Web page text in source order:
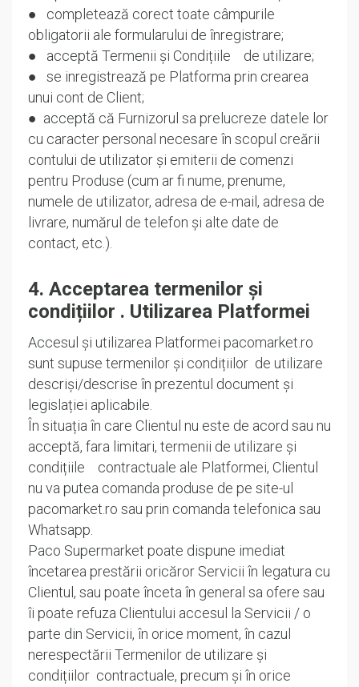
● completează corect toate câmpurile
obligatorii ale formularului de înregistrare;
● acceptă Termenii și Condițiile de utilizare;
● se inregistrează pe Platforma prin crearea
unui cont de Client;
● acceptă că Furnizorul sa prelucreze datele lor
cu caracter personal necesare în scopul creării
contului de utilizator și emiterii de comenzi
pentru Produse (cum ar fi nume, prenume,
numele de utilizator, adresa de e-mail, adresa de
livrare, numărul de telefon și alte date de
contact, etc.).
4. Acceptarea termenilor și
condițiilor . Utilizarea Platformei
Accesul și utilizarea Platformei pacomarket.ro
sunt supuse termenilor și condițiilor de utilizare
descriși/descrise în prezentul document și
legislației aplicabile.
În situația în care Clientul nu este de acord sau nu
acceptă, fara limitari, termenii de utilizare și
condițiile contractuale ale Platformei, Clientul
nu va putea comanda produse de pe site-ul
pacomarket.ro sau prin comanda telefonica sau
Whatsapp.
Paco Supermarket poate dispune imediat
încetarea prestării oricăror Servicii în legatura cu
Clientul, sau poate înceta în general sa ofere sau
îi poate refuza Clientului accesul la Servicii / o
parte din Servicii, în orice moment, în cazul
nerespectării Termenilor de utilizare și
condițiilor contractuale, precum și în orice